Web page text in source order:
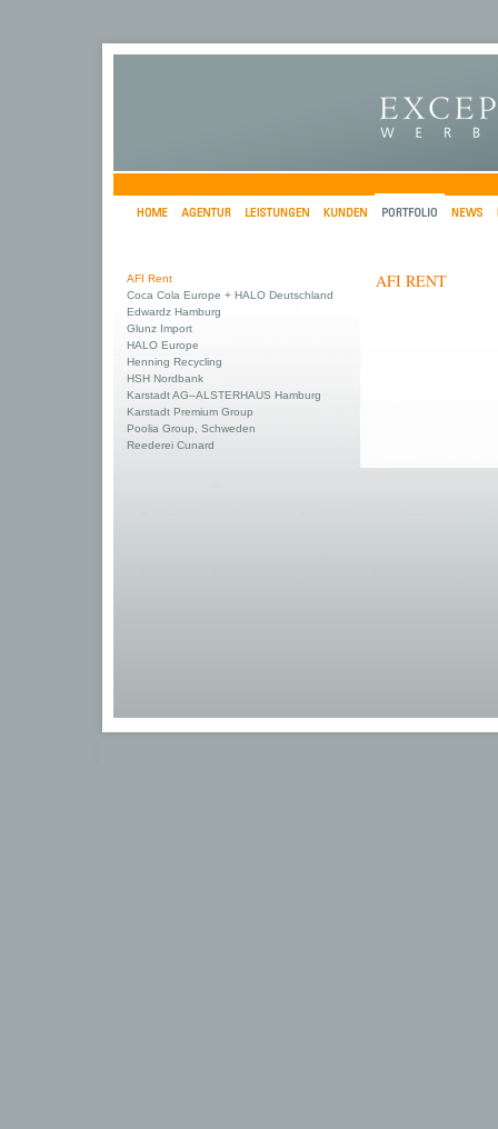
AFI RENT
AFI Rent
Coca Cola Europe + HALO Deutschland
Edwardz Hamburg
Glunz Import
HALO Europe
Henning Recycling
HSH Nordbank
Karstadt AG–ALSTERHAUS Hamburg
Karstadt Premium Group
Poolia Group, Schweden
Reederei Cunard